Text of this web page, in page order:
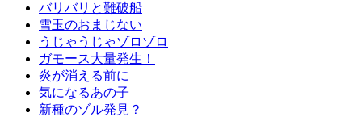
バリバリと難破船
雪玉のおまじない
うじゃうじゃゾロゾロ
ガモース大量発生！
炎が消える前に
気になるあの子
新種のゾル発見？